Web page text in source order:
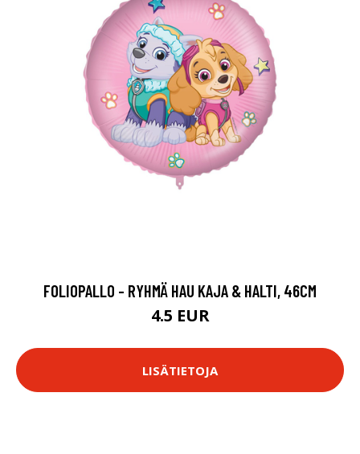
FOLIOPALLO - RYHMÄ HAU KAJA & HALTI, 46CM
4.5 EUR
LISÄTIETOJA